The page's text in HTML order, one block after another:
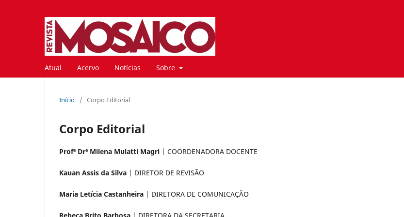
Atual Acervo Notícias Sobre
Início / Corpo Editorial
Corpo Editorial
Profª Drª Milena Mulatti Magri | COORDENADORA DOCENTE
Kauan Assis da Silva | DIRETOR DE REVISÃO
Maria Letícia Castanheira | DIRETORA DE COMUNICAÇÃO